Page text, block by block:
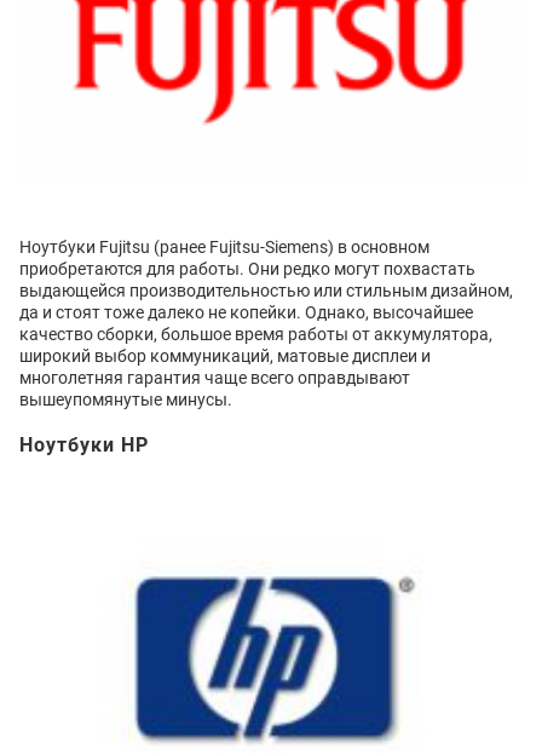
Ноутбуки Fujitsu (ранее Fujitsu-Siemens) в основном
приобретаются для работы. Они редко могут похвастать
выдающейся производительностью или стильным дизайном,
да и стоят тоже далеко не копейки. Однако, высочайшее
качество сборки, большое время работы от аккумулятора,
широкий выбор коммуникаций, матовые дисплеи и
многолетняя гарантия чаще всего оправдывают
вышеупомянутые минусы.
Ноутбуки HP